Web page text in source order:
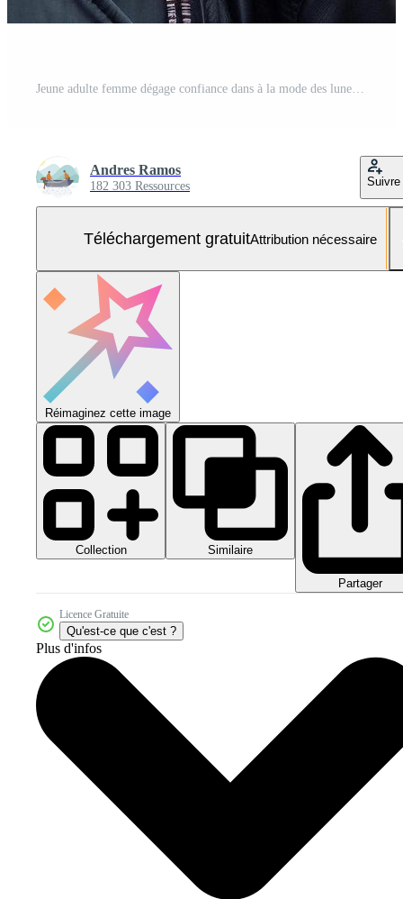
Jeune adulte femme dégage confiance dans à la mode des lunettes de soleil et veste généré par ai Photo Gratuite
Andres Ramos
182 303 Ressources Suivre
Téléchargement gratuitAttribution nécessaire
Réimaginez cette image
Collection Similaire
Partager
Licence Gratuite
Qu'est-ce que c'est ?
Plus d'infos